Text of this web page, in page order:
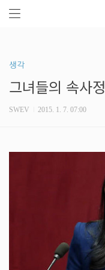
생각
그녀들의 속사정
SWEV 2015. 1. 7. 07:00